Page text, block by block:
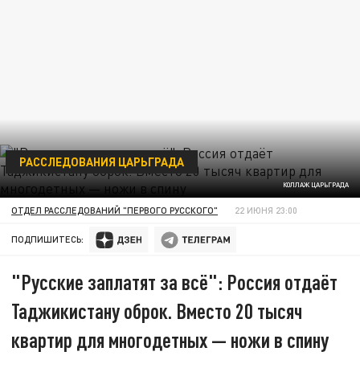
КОЛЛАЖ ЦАРЬГРАДА
РАССЛЕДОВАНИЯ ЦАРЬГРАДА
ОТДЕЛ РАССЛЕДОВАНИЙ "ПЕРВОГО РУССКОГО" 22 ИЮНЯ 23:00
ПОДПИШИТЕСЬ:
"Русские заплатят за всё": Россия отдаёт
Таджикистану оброк. Вместо 20 тысяч
квартир для многодетных — ножи в спину